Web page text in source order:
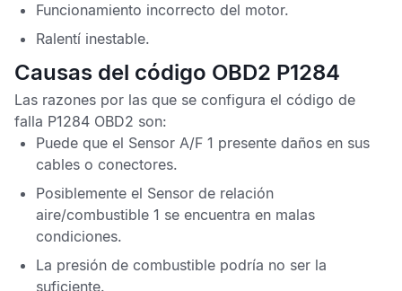
Funcionamiento incorrecto del motor.
Ralentí inestable.
Causas del código OBD2 P1284
Las razones por las que se configura el código de
falla P1284 OBD2 son:
Puede que el Sensor A/F 1 presente daños en sus
cables o conectores.
Posiblemente el Sensor de relación
aire/combustible 1 se encuentra en malas
condiciones.
La presión de combustible podría no ser la
suficiente.